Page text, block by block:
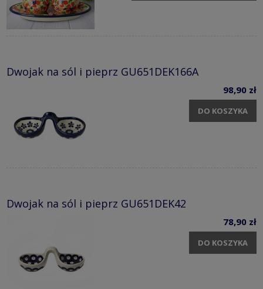
Dwojak na sól i pieprz GU651DEK166A
98,90 zł
DO KOSZYKA
Dwojak na sól i pieprz GU651DEK42
78,90 zł
DO KOSZYKA